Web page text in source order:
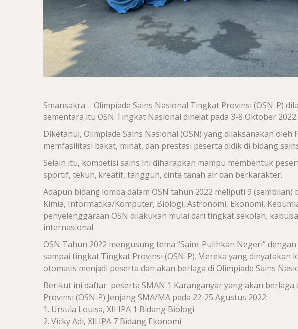
Smansakra – Olimpiade Sains Nasional Tingkat Provinsi (OSN-P)
sementara itu OSN Tingkat Nasional dihelat pada 3-8 Oktober 2022.
Diketahui, Olimpiade Sains Nasional (OSN) yang dilaksanakan
memfasilitasi bakat, minat, dan prestasi peserta didik di bidang
Selain itu, kompetisi sains ini diharapkan mampu membentuk
sportif, tekun, kreatif, tangguh, cinta tanah air dan berkarakter.
Adapun bidang lomba dalam OSN tahun 2022 meliputi 9
Kimia, Informatika/Komputer, Biologi, Astronomi, Ekonomi,
penyelenggaraan OSN dilakukan mulai dari tingkat sekolah,
internasional.
OSN Tahun 2022 mengusung tema “Sains Pulihkan Negeri”
sampai tingkat Tingkat Provinsi (OSN-P). Mereka yang dinyatakan
otomatis menjadi peserta dan akan berlaga di Olimpiade Sains
Berikut ini daftar peserta SMAN 1 Karanganyar yang akan berlaga
Provinsi (OSN-P) Jenjang SMA/MA pada 22-25 Agustus 2022:
1. Ursula Louisa, XII IPA 1 Bidang Biologi
2. Vicky Adi, XII IPA 7 Bidang Ekonomi